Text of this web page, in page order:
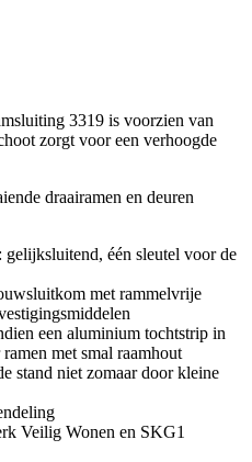
3319 is voorzien van
zorgt voor een verhoogde
draairamen en deuren
één sleutel voor de
met rammelvrije
een aluminium tochtstrip in
met smal raamhout
stand niet zomaar door kleine
Veilig Wonen en SKG1